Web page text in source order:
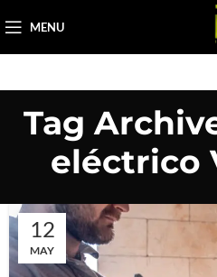
MENU
Tag
eléctrico
12
MAY